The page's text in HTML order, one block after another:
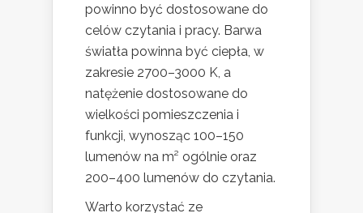
powinno być dostosowane do
celów czytania i pracy. Barwa
światła powinna być ciepła, w
zakresie 2700–3000 K, a
natężenie dostosowane do
wielkości pomieszczenia i
funkcji, wynosząc 100–150
lumenów na m² ogólnie oraz
200–400 lumenów do czytania.
Warto korzystać ze